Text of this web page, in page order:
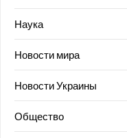
Наука
Новости мира
Новости Украины
Общество